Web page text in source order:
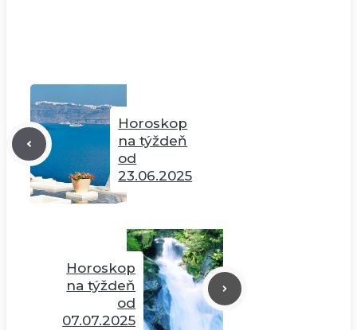
Horoskop
na týždeň
od
23.06.2025
Horoskop
na týždeň
od
07.07.2025